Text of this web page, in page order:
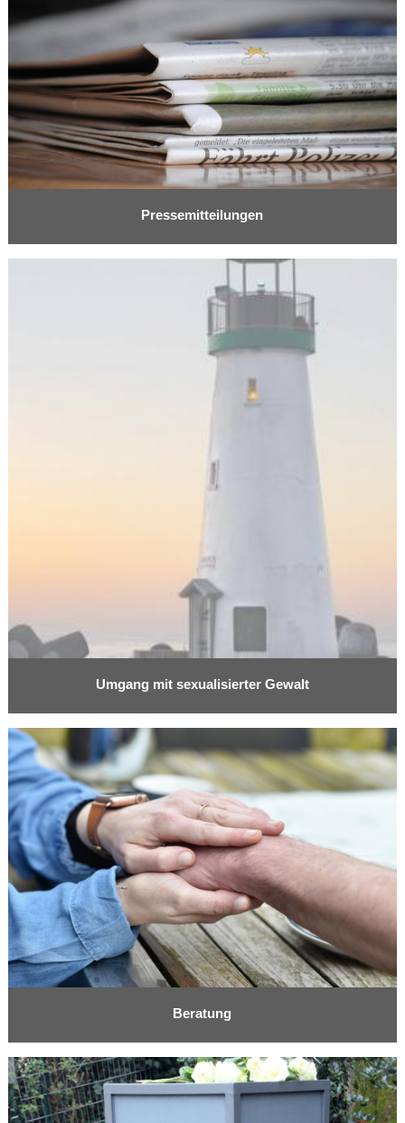
Pressemitteilungen
Umgang mit sexualisierter Gewalt
Beratung